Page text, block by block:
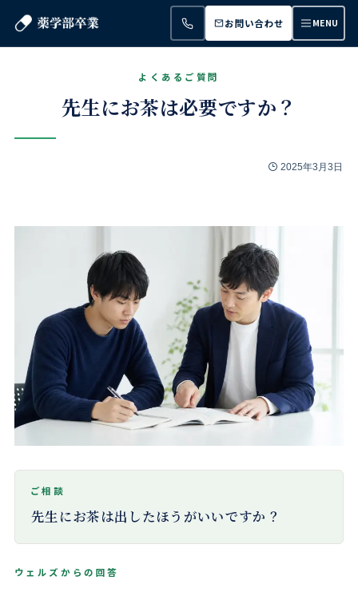
お問い合わせ MENU
先生にお茶は必要ですか？
2025年3月3日
先生にお茶は出したほうがいいですか？